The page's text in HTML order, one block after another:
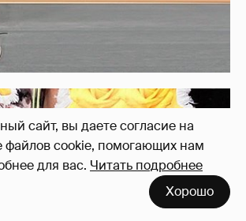
сайт, вы даете согласие на
файлов cookie, помогающих нам
для вас. Читать подробнее
Хорошо